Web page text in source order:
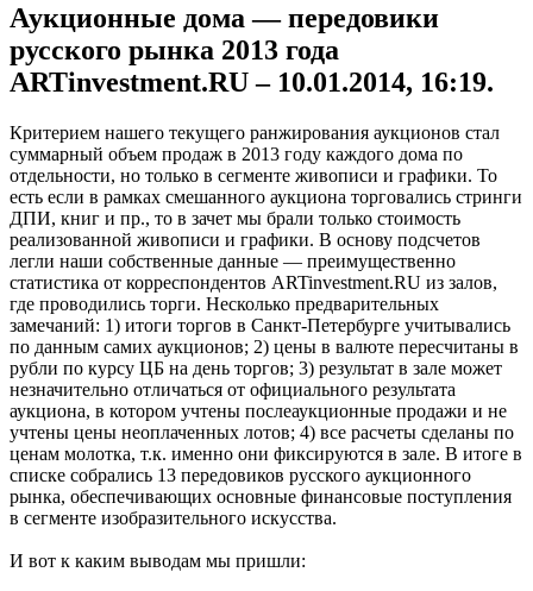
Аукционные дома — передовики
русского рынка 2013 года
ARTinvestment.RU – 10.01.2014, 16:19.
Критерием нашего текущего ранжирования аукционов стал
суммарный объем продаж в 2013 году каждого дома по
отдельности, но только в сегменте живописи и графики. То
есть если в рамках смешанного аукциона торговались стринги
ДПИ, книг и пр., то в зачет мы брали только стоимость
реализованной живописи и графики. В основу подсчетов
легли наши собственные данные — преимущественно
статистика от корреспондентов ARTinvestment.RU из залов,
где проводились торги. Несколько предварительных
замечаний: 1) итоги торгов в Санкт-Петербурге учитывались
по данным самих аукционов; 2) цены в валюте пересчитаны в
рубли по курсу ЦБ на день торгов; 3) результат в зале может
незначительно отличаться от официального результата
аукциона, в котором учтены послеаукционные продажи и не
учтены цены неоплаченных лотов; 4) все расчеты сделаны по
ценам молотка, т.к. именно они фиксируются в зале. В итоге в
списке собрались 13 передовиков русского аукционного
рынка, обеспечивающих основные финансовые поступления
в сегменте изобразительного искусства.
И вот к каким выводам мы пришли: